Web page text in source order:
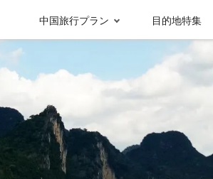
中国旅行プラン 目的地特集